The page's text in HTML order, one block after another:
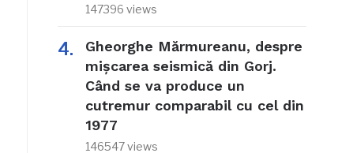
147396 views
Gheorghe Mărmureanu, despre
mișcarea seismică din Gorj.
Când se va produce un
cutremur comparabil cu cel din
1977
146547 views